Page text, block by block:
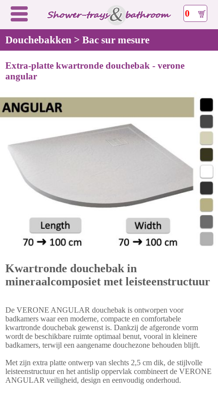
0
Douchebakken > Bac sur mesure
Extra-platte kwartronde douchebak - verone
angular
Kwartronde douchebak in
mineraalcomposiet met leisteenstructuur
De VERONE ANGULAR douchebak is ontworpen voor
badkamers waar een moderne, compacte en comfortabele
kwartronde douchebak gewenst is. Dankzij de afgeronde vorm
wordt de beschikbare ruimte optimaal benut, vooral in kleinere
badkamers, terwijl een aangename douchezone behouden blijft.
Met zijn extra platte ontwerp van slechts 2,5 cm dik, de stijlvolle
leisteenstructuur en het antislip oppervlak combineert de VERONE
ANGULAR veiligheid, design en eenvoudig onderhoud.